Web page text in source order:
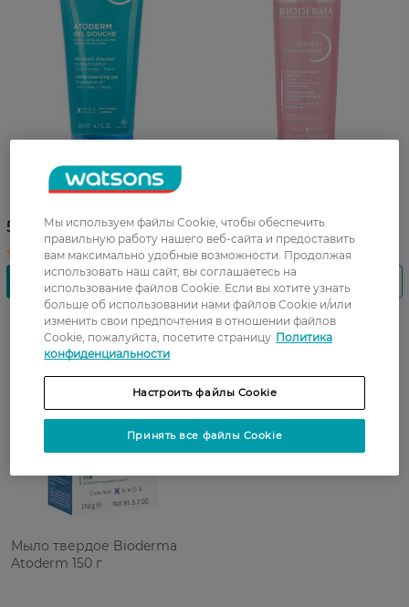
Гель для душа Bioderma
Atoderm Gentle Shower Gel
кожи 200 мл
553,99 ГРН 1 101,99 ГРН
Мыло твердое Bioderma
Atoderm 150 г
Мы используем файлы Cookie, чтобы обеспечить
правильную работу нашего веб-сайта и предоставить
вам максимально удобные возможности. Продолжая
использовать наш сайт, вы соглашаетесь на
использование файлов Cookie. Если вы хотите узнать
больше об использовании нами файлов Cookie и/или
изменить свои предпочтения в отношении файлов
Cookie, пожалуйста, посетите страницу Политика
конфиденциальности
Настроить файлы Cookie
Принять все файлы Cookie